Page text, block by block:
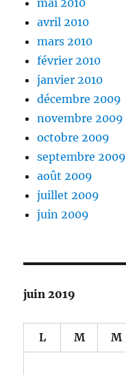
avril 2010
mars 2010
février 2010
janvier 2010
décembre 2009
novembre 2009
octobre 2009
septembre 2009
août 2009
juillet 2009
juin 2009
juin 2019
L M M